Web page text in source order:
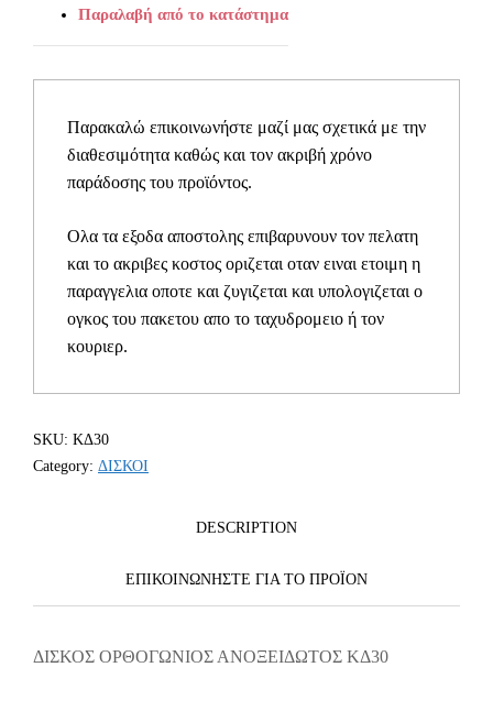
Παραλαβή από το κατάστημα
Παρακαλώ επικοινωνήστε μαζί μας σχετικά με την
διαθεσιμότητα καθώς και τον ακριβή χρόνο
παράδοσης του προϊόντος.
Ολα τα εξοδα αποστολης επιβαρυνουν τον πελατη
και το ακριβες κοστος οριζεται οταν ειναι ετοιμη η
παραγγελια οποτε και ζυγιζεται και υπολογιζεται ο
ογκος του πακετου απο το ταχυδρομειο ή τον
κουριερ.
SKU: ΚΔ30
Category: ΔΙΣΚΟΙ
DESCRIPTION
ΕΠΙΚΟΙΝΩΝΗΣΤΕ ΓΙΑ ΤΟ ΠΡΟΪOΝ
ΔΙΣΚΟΣ ΟΡΘΟΓΩΝΙΟΣ ΑΝΟΞΕΙΔΩΤΟΣ ΚΔ30